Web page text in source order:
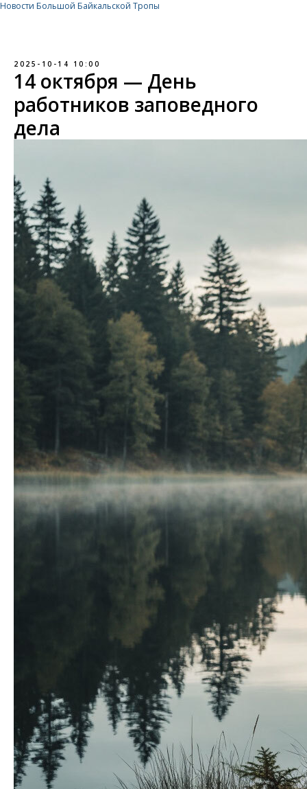
Новости Большой Байкальской Тропы
2025-10-14 10:00
14 октября — День
работников заповедного
дела